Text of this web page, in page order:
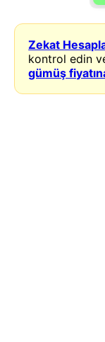
Zekat
kontrol edin
gümüş